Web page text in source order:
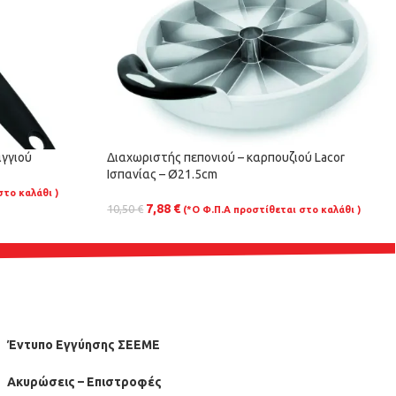
καλάθι )
Διαχωριστής πεπονιού – καρπουζιού Lacor
Ισπανίας – Ø21.5cm
10,50€ 7,88 € (*Ο Φ.Π.Α προστίθεται στο καλάθι )
Έντυπο Εγγύησης ΣΕΕΜΕ
Ακυρώσεις – Επιστροφές